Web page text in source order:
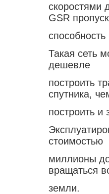
скоростями
GSR
способность
Такая сеть
дешевле
построить
спутника,
построить и
стоимостью
миллионы
вращаться
земли.